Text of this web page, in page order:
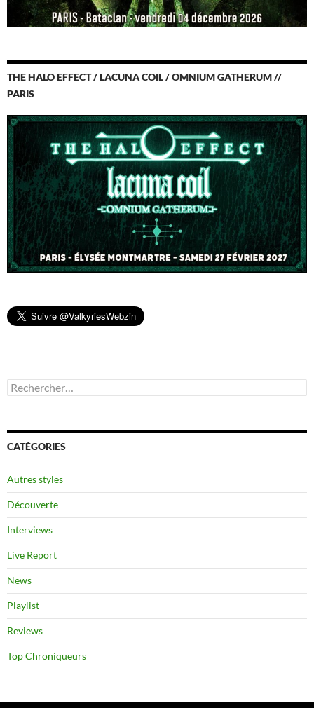
THE HALO EFFECT / LACUNA COIL / OMNIUM GATHERUM //
PARIS
Rechercher :
CATÉGORIES
Autres styles
Découverte
Interviews
Live Report
News
Playlist
Reviews
Top Chroniqueurs